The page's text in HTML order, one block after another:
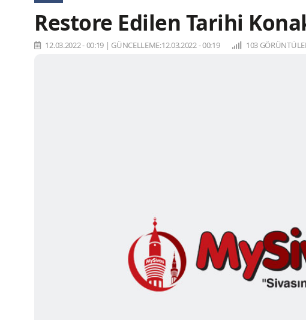
Restore Edilen Tarihi
12.03.2022 - 00:19 | GÜNCELLEME:12.03.2022 - 00:19 103